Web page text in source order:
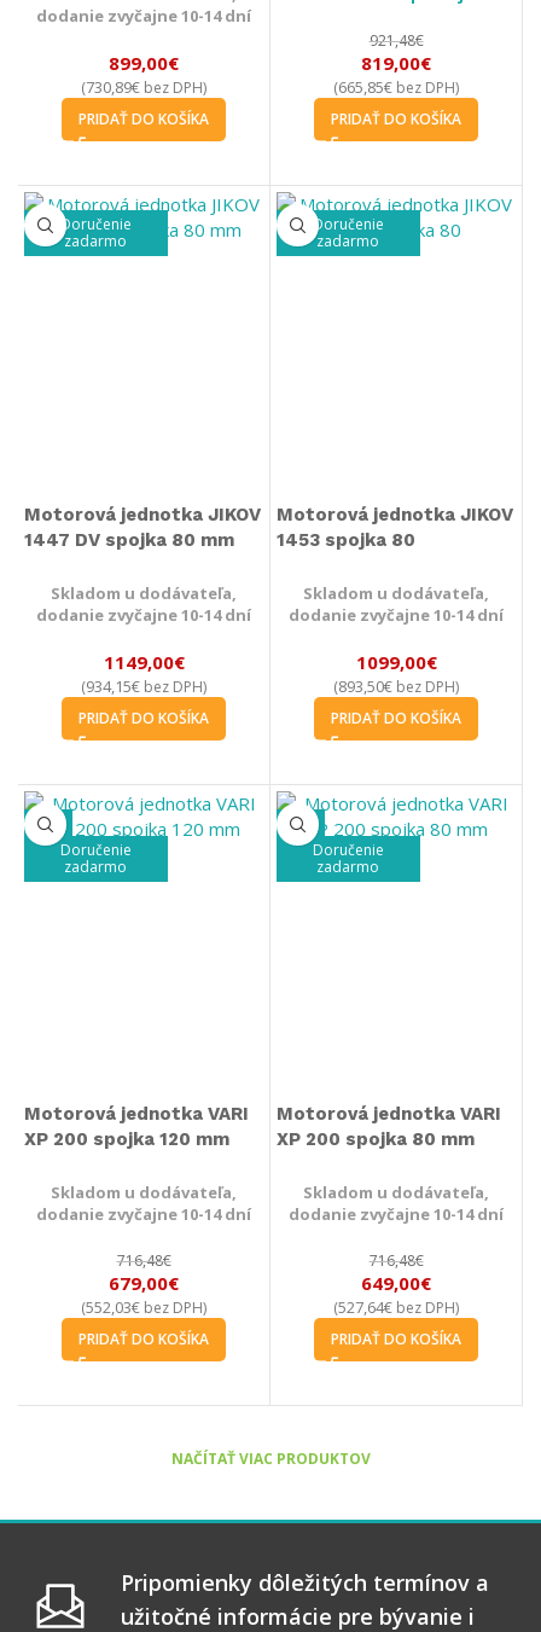
dodanie zvyčajne 10-14 dní
899,00€
(730,89€ bez DPH)
PRIDAŤ DO KOŠÍKA
921,48€
819,00€
(665,85€ bez DPH)
PRIDAŤ DO KOŠÍKA
Doručenie
zadarmo
Motorová jednotka JIKOV
1447 DV spojka 80 mm
Skladom u dodávateľa,
dodanie zvyčajne 10-14 dní
1149,00€
(934,15€ bez DPH)
PRIDAŤ DO KOŠÍKA
Doručenie
zadarmo
Motorová jednotka JIKOV
1453 spojka 80
Skladom u dodávateľa,
dodanie zvyčajne 10-14 dní
1099,00€
(893,50€ bez DPH)
PRIDAŤ DO KOŠÍKA
-5%
Doručenie
zadarmo
Motorová jednotka VARI
XP 200 spojka 120 mm
Skladom u dodávateľa,
dodanie zvyčajne 10-14 dní
716,48€
679,00€
(552,03€ bez DPH)
PRIDAŤ DO KOŠÍKA
-9%
Doručenie
zadarmo
Motorová jednotka VARI
XP 200 spojka 80 mm
Skladom u dodávateľa,
dodanie zvyčajne 10-14 dní
716,48€
649,00€
(527,64€ bez DPH)
PRIDAŤ DO KOŠÍKA
NAČÍTAŤ VIAC PRODUKTOV
Pripomienky dôležitých termínov a
užitočné informácie pre bývanie i